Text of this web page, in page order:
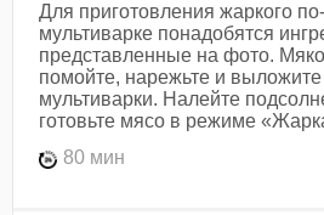
Для приготовления жаркого
мультиварке понадобятся
представленные на фото.
помойте, нарежьте и
мультиварки. Налейте
готовьте мясо в режиме
80 мин